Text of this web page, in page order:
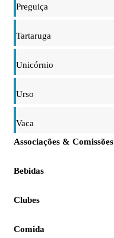
Preguiça
Tartaruga
Unicórnio
Urso
Vaca
Associações & Comissões
Bebidas
Clubes
Comida